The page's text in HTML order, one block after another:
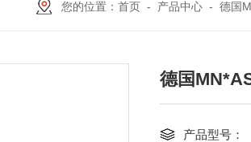
您的位置： 首页- 产品中心- 德国
德国
产品型号：